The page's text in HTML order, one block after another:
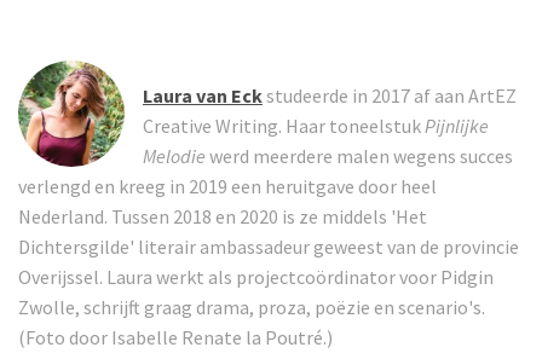
Laura van Eckstudeerde in 2017 af aan ArtEZ
Creative Writing. Haar toneelstuk Pijnlijke
Melodie werd meerdere malen wegens succes
verlengd en kreeg in 2019 een heruitgave door heel
Nederland. Tussen 2018 en 2020 is ze middels 'Het
Dichtersgilde' literair ambassadeur geweest van de provincie
Overijssel. Laura werkt als projectcoördinator voor Pidgin
Zwolle, schrijft graag drama, proza, poëzie en scenario's.
(Foto door Isabelle Renate la Poutré.)